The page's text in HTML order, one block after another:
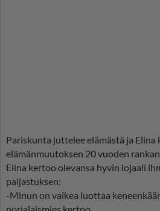
Pariskunta juttelee elämästä ja
elämänmuutoksen 20 vuoden
Elina kertoo olevansa hyvin lojaali
paljastuksen:
-Minun on vaikea luottaa